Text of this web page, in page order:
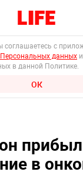
соглашаетесь с
данных
в данной Политике.
ОК
в